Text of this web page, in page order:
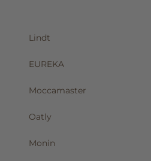
Lindt
EUREKA
Moccamaster
Oatly
Monin